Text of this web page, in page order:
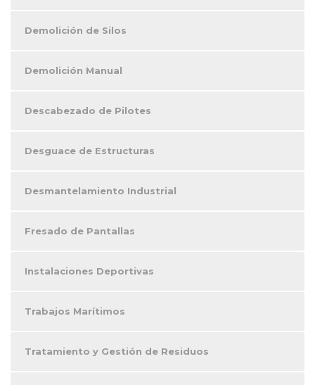
Demolición de Silos
Demolición Manual
Descabezado de Pilotes
Desguace de Estructuras
Desmantelamiento Industrial
Fresado de Pantallas
Instalaciones Deportivas
Trabajos Marítimos
Tratamiento y Gestión de Residuos